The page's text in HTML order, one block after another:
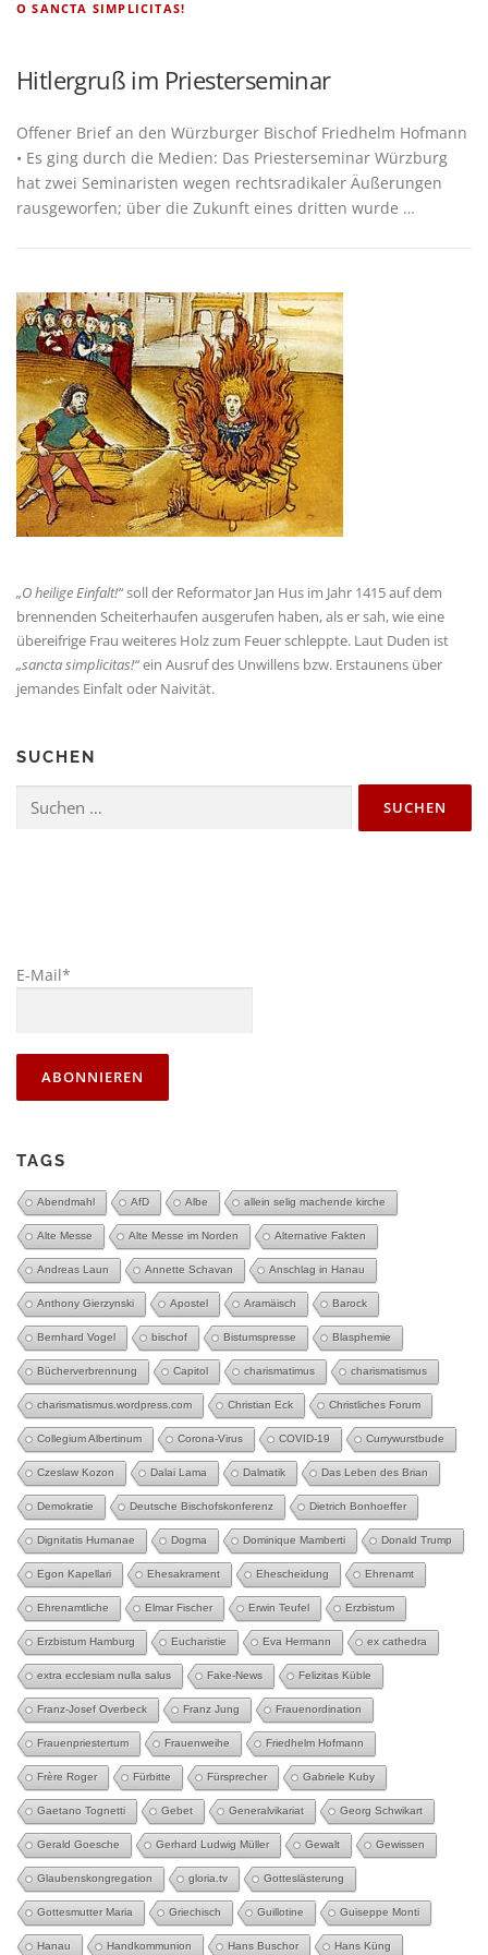
O SANCTA SIMPLICITAS!
Hitlergruß im Priesterseminar
Offe­ner Brief an den Würz­bur­ger Bischof Fried­helm Hof­mann
• Es ging durch die Medi­en: Das Pries­ter­se­mi­nar Würz­burg
hat zwei Semi­na­ris­ten wegen rechts­ra­di­ka­ler Äuße­run­gen
raus­ge­wor­fen; über die Zukunft eines drit­ten wurde …
„O hei­li­ge Ein­falt!“soll der Refor­ma­tor Jan Hus im Jahr 1415 auf dem
bren­nen­den Schei­ter­hau­fen aus­ge­ru­fen haben, als er sah, wie eine
über­eif­ri­ge Frau wei­te­res Holz zum Feu­er schlepp­te. Laut Duden ist
„sanc­ta sim­pli­ci­tas!“ein Aus­ruf des Unwil­lens bzw. Erstau­nens über
jeman­des Ein­falt oder Naivität.
SUCHEN
Suche
E-Mail*
TAGS
Abendmahl AfD Albe allein selig machende kirche
Alte Messe Alte Messe im Norden Alternative Fakten
Andreas Laun Annette Schavan Anschlag in Hanau
Anthony Gierzynski Apostel Aramäisch Barock
Bernhard Vogel bischof Bistumspresse Blasphemie
Bücherverbrennung Capitol charismatimus charismatismus
charismatismus.wordpress.com Christian Eck Christliches Forum
Collegium Albertinum Corona-Virus COVID-19 Currywurstbude
Czeslaw Kozon Dalai Lama Dalmatik Das Leben des Brian
Demokratie Deutsche Bischofskonferenz Dietrich Bonhoeffer
Dignitatis Humanae Dogma Dominique Mamberti Donald Trump
Egon Kapellari Ehesakrament Ehescheidung Ehrenamt
Ehrenamtliche Elmar Fischer Erwin Teufel Erzbistum
Erzbistum Hamburg Eucharistie Eva Hermann ex cathedra
extra ecclesiam nulla salus Fake-News Felizitas Küble
Franz-Josef Overbeck Franz Jung Frauenordination
Frauenpriestertum Frauenweihe Friedhelm Hofmann
Frère Roger Fürbitte Fürsprecher Gabriele Kuby
Gaetano Tognetti Gebet Generalvikariat Georg Schwikart
Gerald Goesche Gerhard Ludwig Müller Gewalt Gewissen
Glaubenskongregation gloria.tv Gotteslästerung
Gottesmutter Maria Griechisch Guillotine Guiseppe Monti
Hanau Handkommunion Hans Buschor Hans Küng